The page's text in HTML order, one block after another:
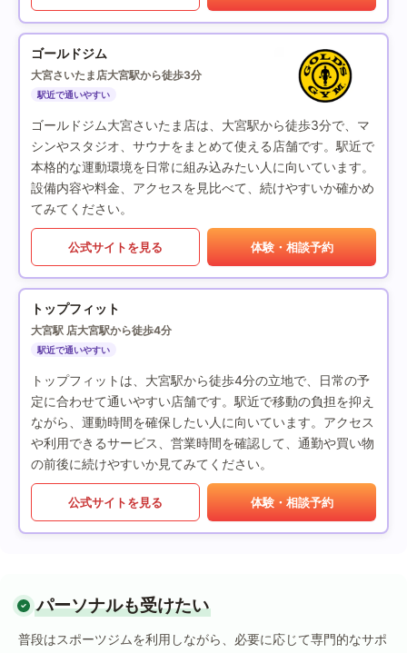
ゴールドジム
大宮さいたま店大宮駅から徒歩3分
駅近で通いやすい
ゴールドジム大宮さいたま店は、大宮駅から徒歩3分で、マ
シンやスタジオ、サウナをまとめて使える店舗です。駅近で
本格的な運動環境を日常に組み込みたい人に向いています。
設備内容や料金、アクセスを見比べて、続けやすいか確かめ
てみてください。
公式サイトを見る 体験・相談予約
トップフィット
大宮駅 店大宮駅から徒歩4分
駅近で通いやすい
トップフィットは、大宮駅から徒歩4分の立地で、日常の予
定に合わせて通いやすい店舗です。駅近で移動の負担を抑え
ながら、運動時間を確保したい人に向いています。アクセス
や利用できるサービス、営業時間を確認して、通勤や買い物
の前後に続けやすいか見てみてください。
公式サイトを見る 体験・相談予約
パーソナルも受けたい
普段はスポーツジムを利用しながら、必要に応じて専門的なサポ